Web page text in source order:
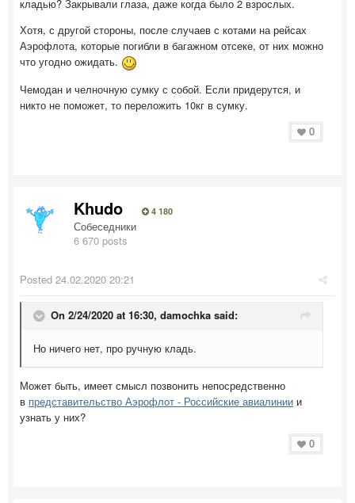
кладью? Закрывали глаза, даже когда было 2 взрослых.
Хотя, с другой стороны, после случаев с котами на рейсах
Аэрофлота, которые погибли в багажном отсеке, от них можно
что угодно ожидать.
Чемодан и челночную сумку с собой. Если придерутся, и
никто не поможет, то переложить 10кг в сумку.
0
Khudo 4 180
Собеседники
6 670 posts
Posted 24.02.2020 20:21
On 2/24/2020 at 16:30, damochka said:
Но ничего нет, про ручную кладь.
Может быть, имеет смысл позвонить непосредственно
в представительство Аэрофлот - Российские авиалинии и
узнать у них?
0